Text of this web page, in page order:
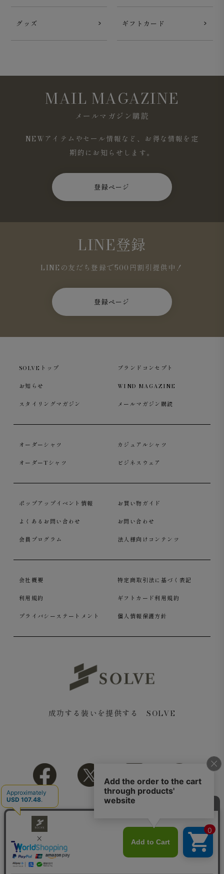
グッズ ギフトカード
MAIL MAGAZINE
メールマガジン購読
NEWアイテムやセール情報など、お得な情報を定
期的にお知らせします。
登録ページ
LINE登録
LINEの友だち登録で500円割引提供中！
登録ページ
SOLVEトップ ブランドコンセプト
お知らせ WIND MAGAZINE
スタイリングマガジン メールマガジン購読
オーダーシャツ カジュアルシャツ
オーダーTシャツ ビジネスウェア
ポップアップイベント情報 お買い物ガイド
よくあるお問い合わせ お問い合わせ
会員プログラム 法人様向けコンテンツ
会社概要 特定商取引法に基づく表記
利用規約 ギフトカード利用規約
プライバシーステートメント 個人情報保護方針
成功する装いを提供する SOLVE